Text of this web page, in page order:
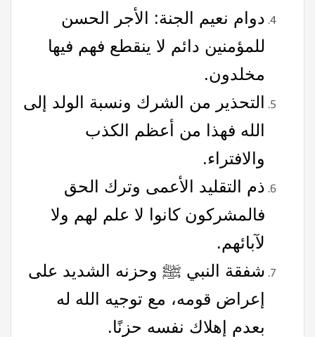
دوام نعيم الجنة: الأجر الحسن
للمؤمنين دائم لا ينقطع فهم فيها
مخلدون.
التحذير من الشرك ونسبة الولد إلى
الله فهذا من أعظم الكذب
والافتراء.
ذم التقليد الأعمى وترك الحق
فالمشركون كانوا لا علم لهم ولا
لآبائهم.
شفقة النبي ﷺ وحزنه الشديد على
إعراض قومه، مع توجيه الله له
بعدم إهلاك نفسه حزنًا.